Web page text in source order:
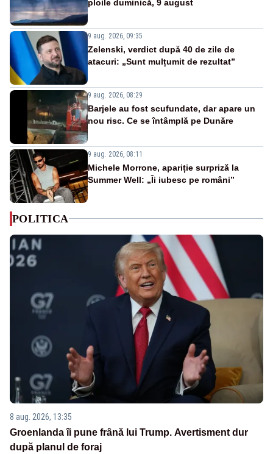
ploile duminică, 9 august
9 aug. 2026, 09:35
Zelenski, verdict după 40 de zile de
atacuri: „Sunt mulțumit de rezultat”
9 aug. 2026, 08:29
Barjele au fost scufundate, dar apare un
nou risc. Ce se întâmplă pe Dunăre
9 aug. 2026, 08:11
Michele Morrone, apariție surpriză la
Summer Well: „Îi iubesc pe români”
POLITICA
8 aug. 2026, 13:35
Groenlanda îi pune frână lui Trump. Avertisment dur
după planul de foraj